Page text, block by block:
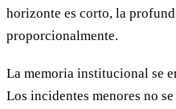
horizonte es corto, la
proporcionalmente.
La memoria institucional se
Los incidentes menores no